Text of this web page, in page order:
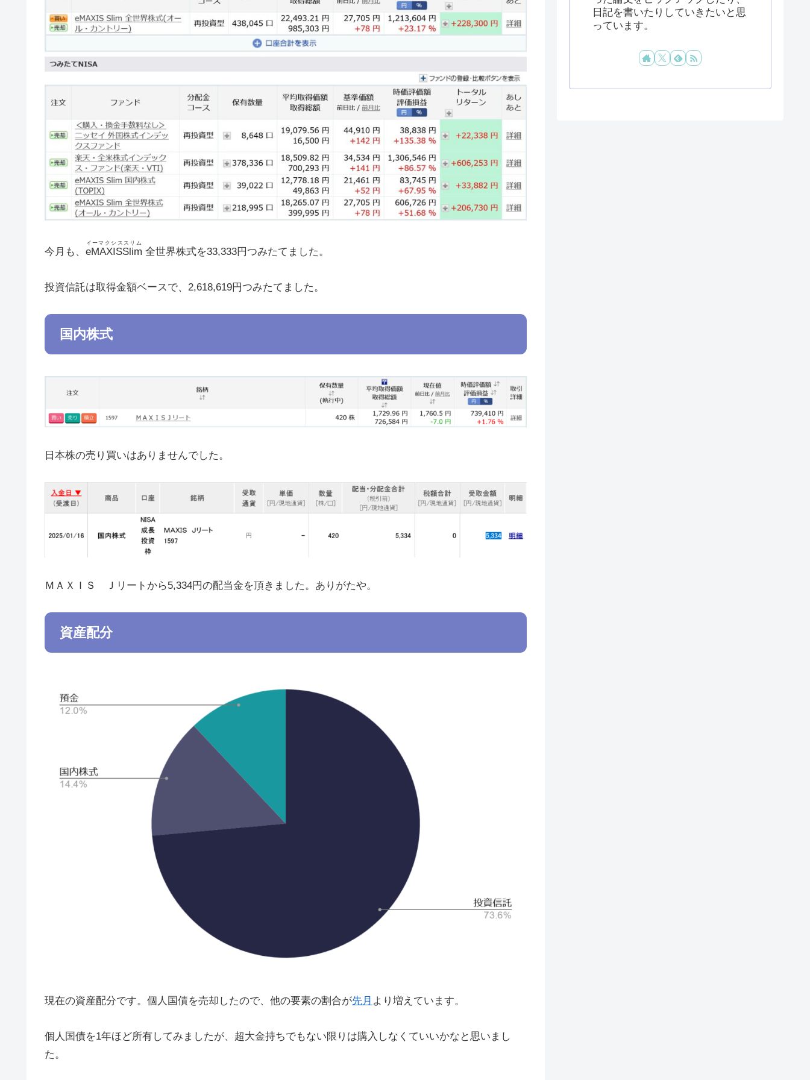
今月も、 eMAXISSlim
イーマクシススリム
全世界株式を33,333円つみたてました。
投資信託は取得金額ベースで、2,618,619円つみたてました。
国内株式
日本株の売り買いはありませんでした。
ＭＡＸＩＳ Ｊリートから5,334円の配当金を頂きました。ありがたや。
資産配分
現在の資産配分です。個人国債を売却したので、他の要素の割合が先月 より増えています。
個人国債を1年ほど所有してみましたが、超大金持ちでもない限りは購入しなくていいかなと思いまし
た。
日記を書いたりしていきたいと思
っています。